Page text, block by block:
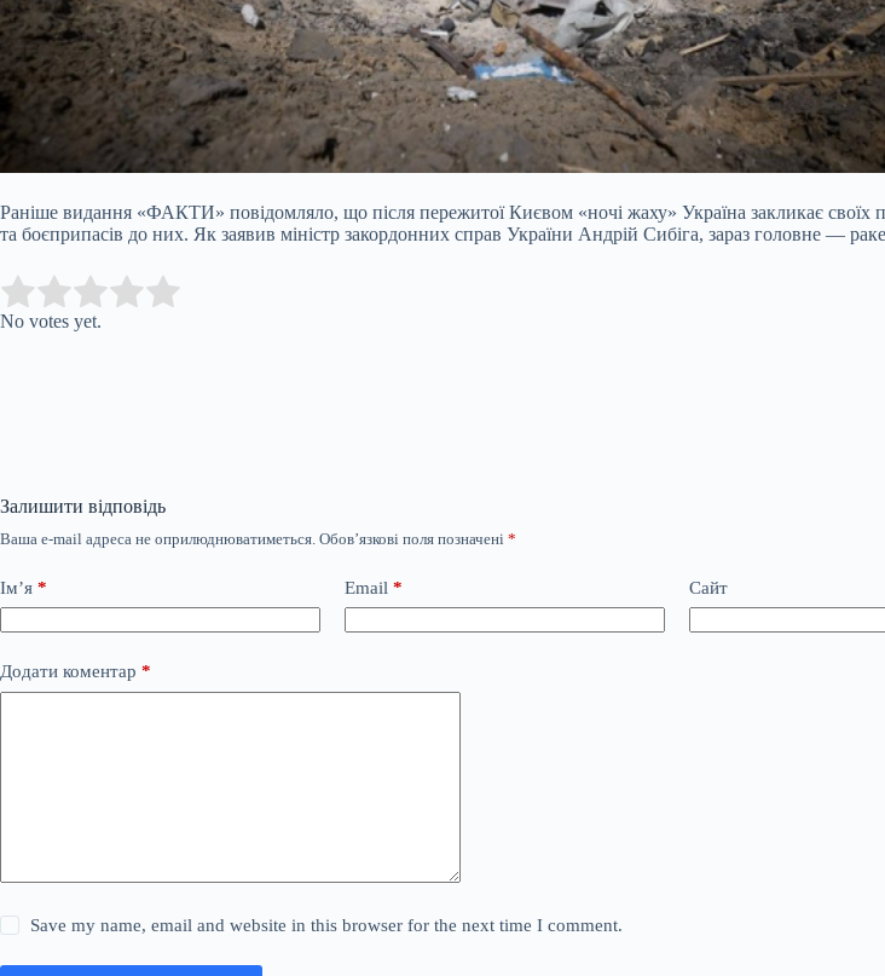
Раніше видання «ФАКТИ» повідомляло, що після пережитої Києвом «ночі жаху» Україна закликає
та боєприпасів до них. Як заявив міністр закордонних справ України Андрій Сибіга, зараз головне —
Rate this item:
No votes yet.
Залишити відповідь
Ваша e-mail адреса не оприлюднюватиметься. Обов’язкові поля позначені *
Ім’я * Email * Сайт
Додати коментар *
Save my name, email and website in this browser for the next time I comment.